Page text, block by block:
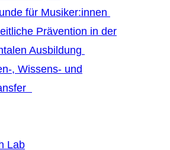
für Musiker:innen
Prävention in der
Ausbildung
, Wissens- und
Lab